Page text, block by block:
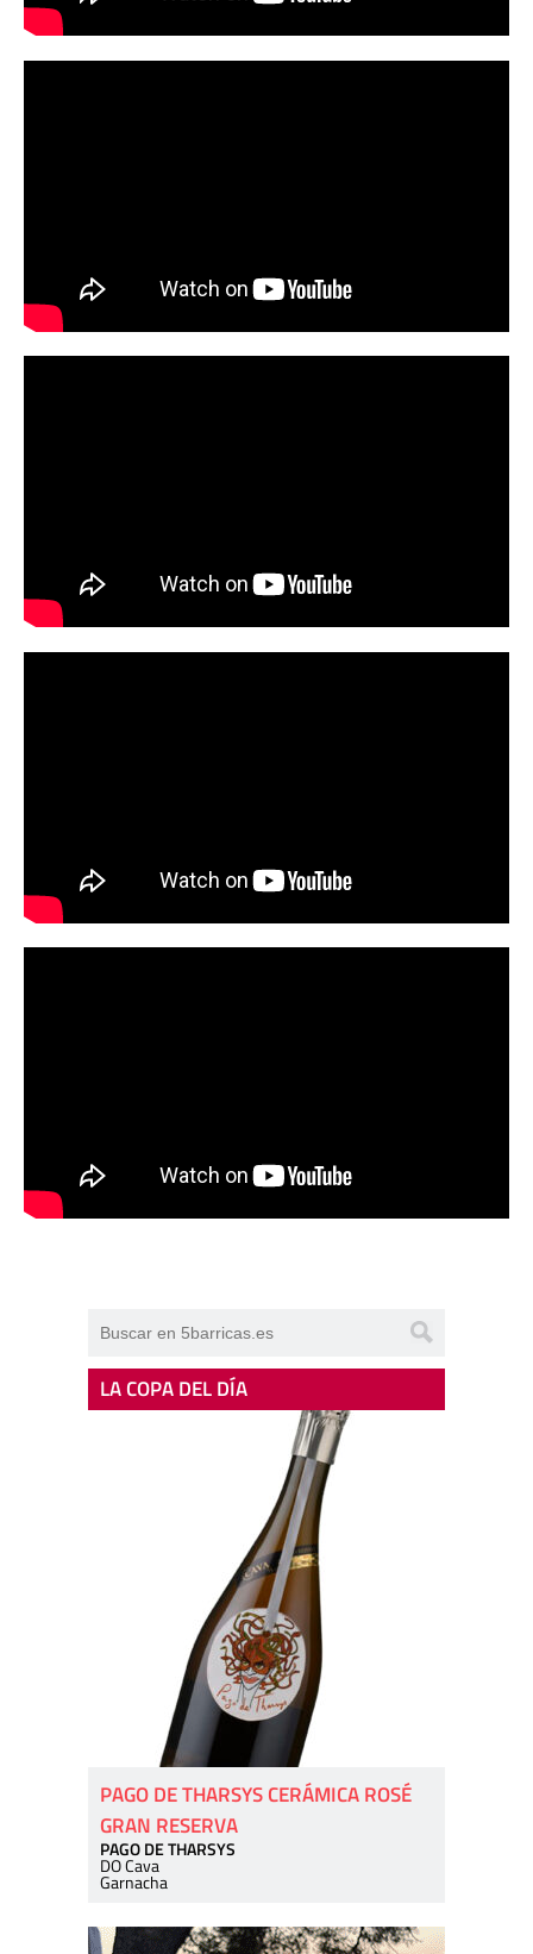
LA COPA DEL DÍA
PAGO DE THARSYS CERÁMICA ROSÉ
GRAN RESERVA
PAGO DE THARSYS
DO Cava
Garnacha